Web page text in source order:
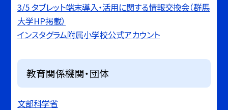
3/5 タブレット端末導入・活用に関する情報交換会（群馬
大学HP掲載）
インスタグラム附属小学校公式アカウント
教育関係機関・団体
文部科学省